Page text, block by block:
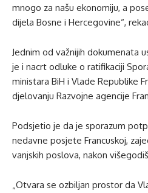
mnogo za našu ekonomiju, a
dijela Bosne i Hercegovine“,
Jednim od važnijih dokumenata
je i nacrt odluke o ratifikaciji
ministara BiH i Vlade Republike
djelovanju Razvojne agencije
Podsjetio je da je sporazum
nedavne posjete Francuskoj,
vanjskih poslova, nakon
„Otvara se ozbiljan prostor da